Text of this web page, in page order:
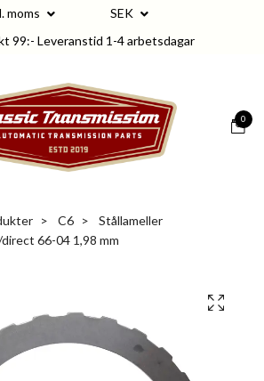
moms
SEK
99:- Leveranstid 1-4 arbetsdagar
0
C6
Stållameller
66-04 1,98 mm